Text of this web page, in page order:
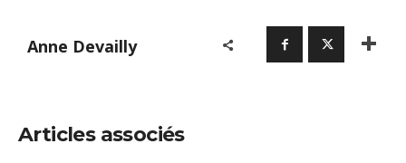
Anne Devailly
Articles associés